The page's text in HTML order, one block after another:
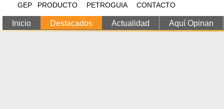
GEP
PRODUCTO PETROGUIA CONTACTO
Inicio Destacados Actualidad Aquí Opinan